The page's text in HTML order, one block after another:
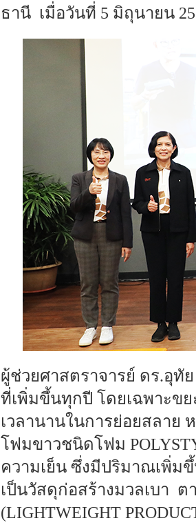
ธานี เมื่อวันที่ 5 มิถุนายน
ผู้ช่วยศาสตราจารย์ ดร.อุทั
ที่เพิ่มขึ้นทุกปี โดยเฉพาะข
เวลานานในการย่อยสลาย
โฟมขาวชนิดโฟม
ความเย็น ซึ่งมีปริมาณเพิ่ม
เป็นวัสดุก่อสร้างมวลเบา
(LIGHTWEIGHT